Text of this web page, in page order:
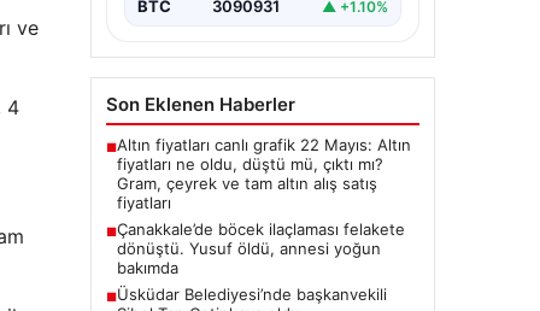
ve
4
BTC 3090931 ▲ +1.10%
Son Eklenen Haberler
■Altın fiyatları canlı grafik 22 Mayıs: Altın
fiyatları ne oldu, düştü mü, çıktı mı?
Gram, çeyrek ve tam altın alış satış
fiyatları
■Çanakkale’de böcek ilaçlaması felakete
dönüştü. Yusuf öldü, annesi yoğun
bakımda
■Üsküdar Belediyesi’nde başkanvekili